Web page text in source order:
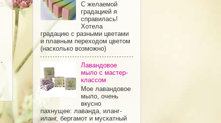
С желаемой
градацией я
справилась!
Хотела
градацию с разными цветами
и плавным переходом цветом
(насколько возможно)
Лавандовое
мыло с мастер-
классом
Мое лавандовое
мыло, очень
вкусно
пахнущее: лаванда, иланг-
иланг, бергамот и мускатный